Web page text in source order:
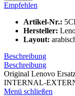
Empfehlen
Artikel-Nr.:
Hersteller:
Layout:
Beschreibung
Beschreibung
Original Lenovo
INTERNAL-
Menü schließen